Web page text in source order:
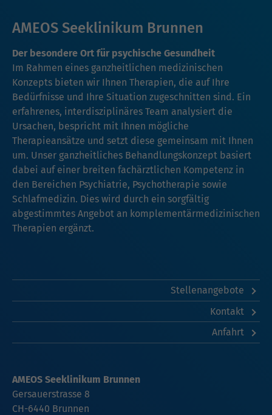
AMEOS Seeklinikum Brunnen
Der besondere Ort für psychische Gesundheit
Im Rahmen eines ganzheitlichen medizinischen
Konzepts bieten wir Ihnen Therapien, die auf Ihre
Bedürfnisse und Ihre Situation zugeschnitten sind. Ein
erfahrenes, interdisziplinäres Team analysiert die
Ursachen, bespricht mit Ihnen mögliche
Therapieansätze und setzt diese gemeinsam mit Ihnen
um. Unser ganzheitliches Behandlungskonzept basiert
dabei auf einer breiten fachärztlichen Kompetenz in
den Bereichen Psychiatrie, Psychotherapie sowie
Schlafmedizin. Dies wird durch ein sorgfältig
abgestimmtes Angebot an komplementärmedizinischen
Therapien ergänzt.
Stellenangebote
Kontakt
Anfahrt
AMEOS Seeklinikum Brunnen
Gersauerstrasse 8
CH-6440 Brunnen